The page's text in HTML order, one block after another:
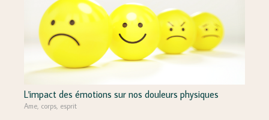
L'impact des émotions sur nos douleurs physiques
Ame, corps, esprit